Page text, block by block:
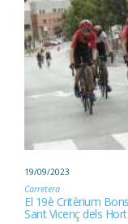
19/09/2023
Carretera
El 19è Critèrium
Sant Vicenç dels